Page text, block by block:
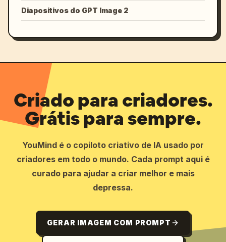
Diapositivos do GPT Image 2
Criado para criadores.
Grátis para sempre.
YouMind é o copiloto criativo de IA usado por
criadores em todo o mundo. Cada prompt aqui é
curado para ajudar a criar melhor e mais
depressa.
GERAR IMAGEM COM PROMPT